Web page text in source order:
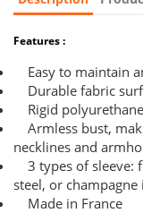
Features :
Easy to maintain
Durable fabric
Rigid
Armless bust,
necklines and
3 types of sleeve:
steel, or
Made in France